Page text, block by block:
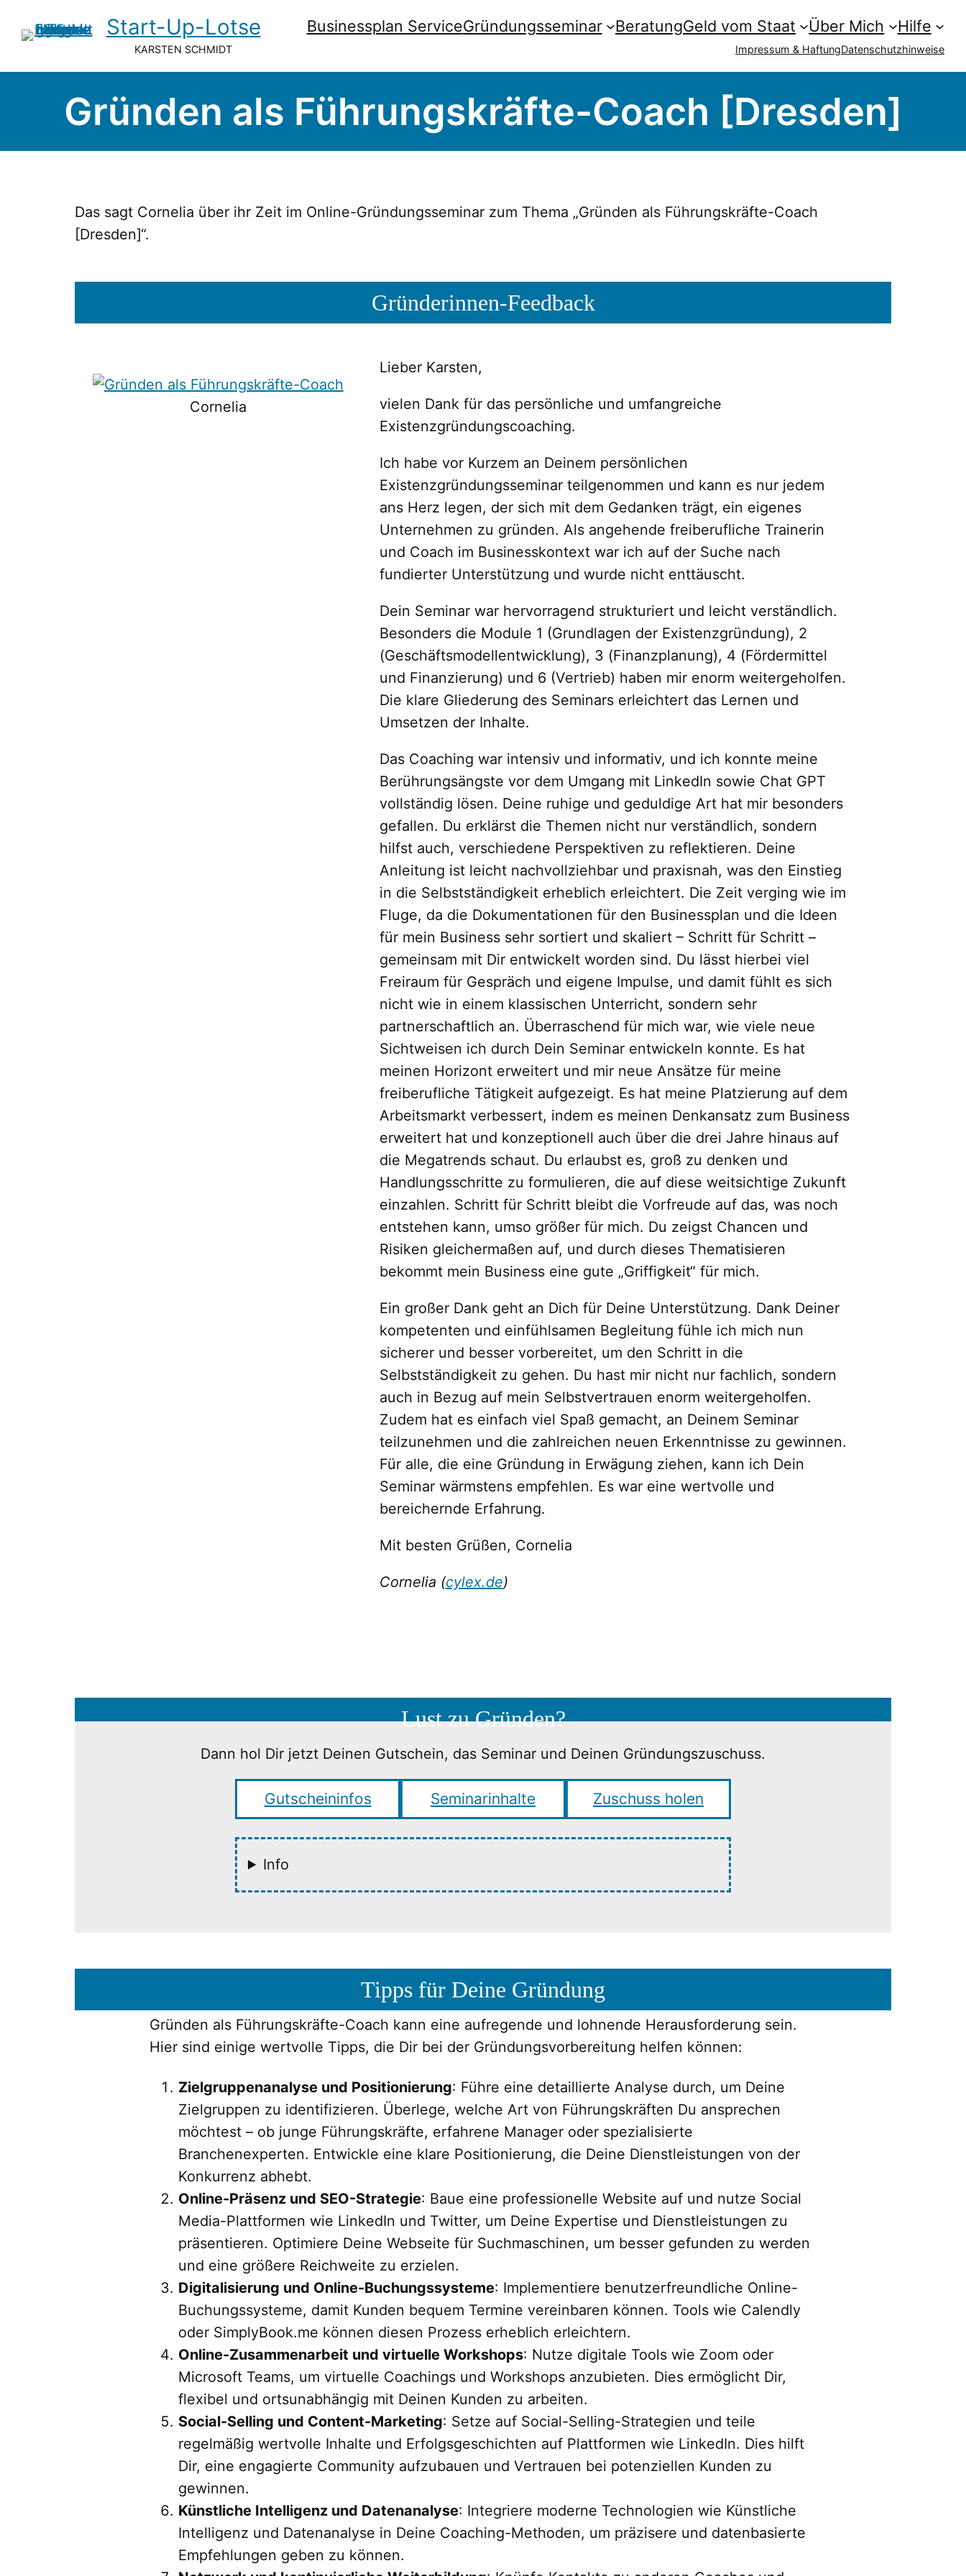
Start-Up-Lotse
KARSTEN SCHMIDT
Businessplan ServiceGründungsseminar BeratungGeld vom Staat Über Mich Hilfe
Impressum & HaftungDatenschutzhinweise
Gründen als Führungskräfte-Coach [Dresden]
Das sagt Cornelia über ihr Zeit im Online-Gründungsseminar zum Thema „Gründen als Führungskräfte-Coach
[Dresden]“.
Gründerinnen-Feedback
Cornelia
Lieber Karsten,
vielen Dank für das persönliche und umfangreiche
Existenzgründungscoaching.
Ich habe vor Kurzem an Deinem persönlichen
Existenzgründungsseminar teilgenommen und kann es nur jedem
ans Herz legen, der sich mit dem Gedanken trägt, ein eigenes
Unternehmen zu gründen. Als angehende freiberufliche Trainerin
und Coach im Businesskontext war ich auf der Suche nach
fundierter Unterstützung und wurde nicht enttäuscht.
Dein Seminar war hervorragend strukturiert und leicht verständlich.
Besonders die Module 1 (Grundlagen der Existenzgründung), 2
(Geschäftsmodellentwicklung), 3 (Finanzplanung), 4 (Fördermittel
und Finanzierung) und 6 (Vertrieb) haben mir enorm weitergeholfen.
Die klare Gliederung des Seminars erleichtert das Lernen und
Umsetzen der Inhalte.
Das Coaching war intensiv und informativ, und ich konnte meine
Berührungsängste vor dem Umgang mit LinkedIn sowie Chat GPT
vollständig lösen. Deine ruhige und geduldige Art hat mir besonders
gefallen. Du erklärst die Themen nicht nur verständlich, sondern
hilfst auch, verschiedene Perspektiven zu reflektieren. Deine
Anleitung ist leicht nachvollziehbar und praxisnah, was den Einstieg
in die Selbstständigkeit erheblich erleichtert. Die Zeit verging wie im
Fluge, da die Dokumentationen für den Businessplan und die Ideen
für mein Business sehr sortiert und skaliert – Schritt für Schritt –
gemeinsam mit Dir entwickelt worden sind. Du lässt hierbei viel
Freiraum für Gespräch und eigene Impulse, und damit fühlt es sich
nicht wie in einem klassischen Unterricht, sondern sehr
partnerschaftlich an. Überraschend für mich war, wie viele neue
Sichtweisen ich durch Dein Seminar entwickeln konnte. Es hat
meinen Horizont erweitert und mir neue Ansätze für meine
freiberufliche Tätigkeit aufgezeigt. Es hat meine Platzierung auf dem
Arbeitsmarkt verbessert, indem es meinen Denkansatz zum Business
erweitert hat und konzeptionell auch über die drei Jahre hinaus auf
die Megatrends schaut. Du erlaubst es, groß zu denken und
Handlungsschritte zu formulieren, die auf diese weitsichtige Zukunft
einzahlen. Schritt für Schritt bleibt die Vorfreude auf das, was noch
entstehen kann, umso größer für mich. Du zeigst Chancen und
Risiken gleichermaßen auf, und durch dieses Thematisieren
bekommt mein Business eine gute „Griffigkeit“ für mich.
Ein großer Dank geht an Dich für Deine Unterstützung. Dank Deiner
kompetenten und einfühlsamen Begleitung fühle ich mich nun
sicherer und besser vorbereitet, um den Schritt in die
Selbstständigkeit zu gehen. Du hast mir nicht nur fachlich, sondern
auch in Bezug auf mein Selbstvertrauen enorm weitergeholfen.
Zudem hat es einfach viel Spaß gemacht, an Deinem Seminar
teilzunehmen und die zahlreichen neuen Erkenntnisse zu gewinnen.
Für alle, die eine Gründung in Erwägung ziehen, kann ich Dein
Seminar wärmstens empfehlen. Es war eine wertvolle und
bereichernde Erfahrung.
Mit besten Grüßen, Cornelia
Cornelia (cylex.de)
Lust zu Gründen?
Dann hol Dir jetzt Deinen Gutschein, das Seminar und Deinen Gründungszuschuss.
Gutscheininfos Seminarinhalte Zuschuss holen
Info
Tipps für Deine Gründung
Gründen als Führungskräfte-Coach kann eine aufregende und lohnende Herausforderung sein.
Hier sind einige wertvolle Tipps, die Dir bei der Gründungsvorbereitung helfen können:
Zielgruppenanalyse und Positionierung: Führe eine detaillierte Analyse durch, um Deine
Zielgruppen zu identifizieren. Überlege, welche Art von Führungskräften Du ansprechen
möchtest – ob junge Führungskräfte, erfahrene Manager oder spezialisierte
Branchenexperten. Entwickle eine klare Positionierung, die Deine Dienstleistungen von der
Konkurrenz abhebt.
Online-Präsenz und SEO-Strategie: Baue eine professionelle Website auf und nutze Social
Media-Plattformen wie LinkedIn und Twitter, um Deine Expertise und Dienstleistungen zu
präsentieren. Optimiere Deine Webseite für Suchmaschinen, um besser gefunden zu werden
und eine größere Reichweite zu erzielen.
Digitalisierung und Online-Buchungssysteme: Implementiere benutzerfreundliche Online-
Buchungssysteme, damit Kunden bequem Termine vereinbaren können. Tools wie Calendly
oder SimplyBook.me können diesen Prozess erheblich erleichtern.
Online-Zusammenarbeit und virtuelle Workshops: Nutze digitale Tools wie Zoom oder
Microsoft Teams, um virtuelle Coachings und Workshops anzubieten. Dies ermöglicht Dir,
flexibel und ortsunabhängig mit Deinen Kunden zu arbeiten.
Social-Selling und Content-Marketing: Setze auf Social-Selling-Strategien und teile
regelmäßig wertvolle Inhalte und Erfolgsgeschichten auf Plattformen wie LinkedIn. Dies hilft
Dir, eine engagierte Community aufzubauen und Vertrauen bei potenziellen Kunden zu
gewinnen.
Künstliche Intelligenz und Datenanalyse: Integriere moderne Technologien wie Künstliche
Intelligenz und Datenanalyse in Deine Coaching-Methoden, um präzisere und datenbasierte
Empfehlungen geben zu können.